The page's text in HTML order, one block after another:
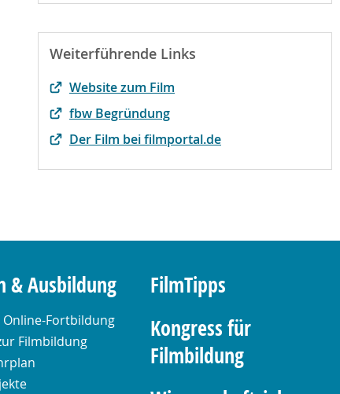
Weiterführende Links
Website zum Film
fbw Begründung
Der Film bei filmportal.de
& Ausbildung
Fortbildung
Filmbildung
FilmTipps
Kongress für
Filmbildung